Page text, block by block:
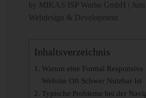
by MIKAS ISP Werbe GmbH
Webdesign & Development
Inhaltsverzeichnis
Warum eine Formal
Website Oft Schwer Nutzbar Ist
Typische Probleme bei der